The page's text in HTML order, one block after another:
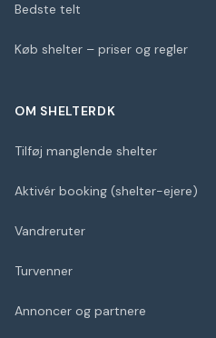
Bedste telt
Køb shelter – priser og regler
OM SHELTERDK
Tilføj manglende shelter
Aktivér booking (shelter-ejere)
Vandreruter
Turvenner
Annoncer og partnere